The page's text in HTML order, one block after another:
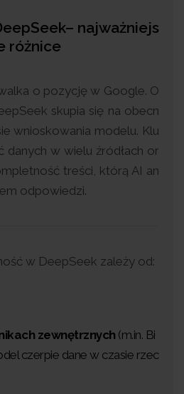
najważniejs
różnice
o pozycję w Google. O
skupia się na obecn
wnioskowania modelu. Klu
danych w wielu źródłach or
treści, którą AI an
odpowiedzi.
w DeepSeek zależy od:
zewnętrznych (m.in. Bi
czerpie dane w czasie rzec